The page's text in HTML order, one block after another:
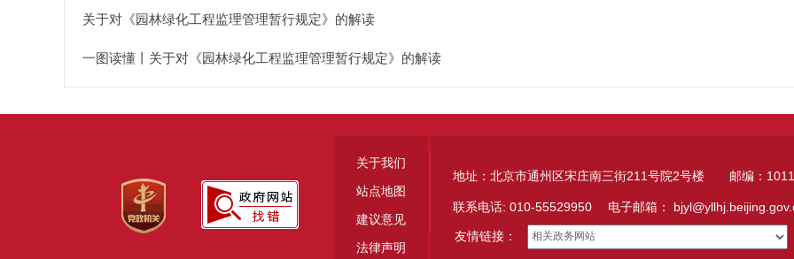
关于对《园林绿化工程监理管理暂行规定》的解读
一图读懂丨关于对《园林绿化工程监理管理暂行规定》的解读
关于我们
站点地图
建议意见
法律声明
地址：北京市通州区宋庄南三街211号院2号楼 邮编：
联系电话: 010-55529950 电子邮箱：
友情链接：